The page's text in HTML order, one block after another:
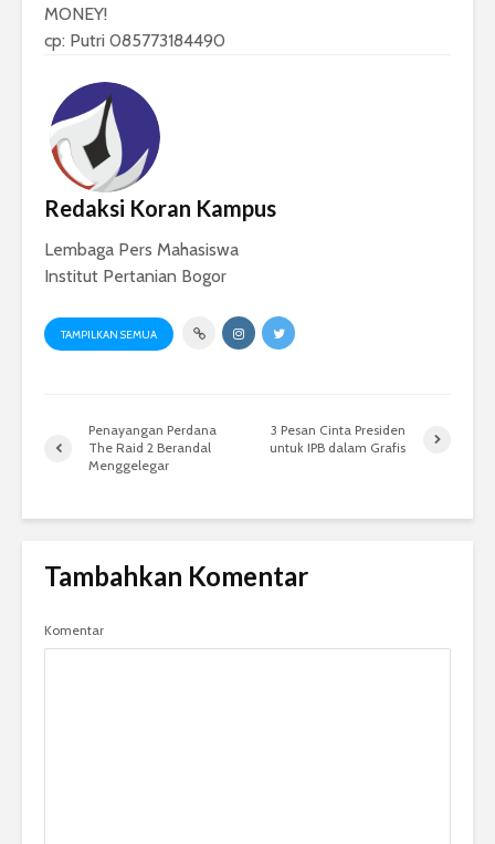
MONEY!
cp: Putri 085773184490
Redaksi Koran Kampus
Lembaga Pers Mahasiswa
Institut Pertanian Bogor
TAMPILKAN SEMUA
Penayangan Perdana
The Raid 2 Berandal
Menggelegar
3 Pesan Cinta Presiden
untuk IPB dalam Grafis
Tambahkan Komentar
Komentar